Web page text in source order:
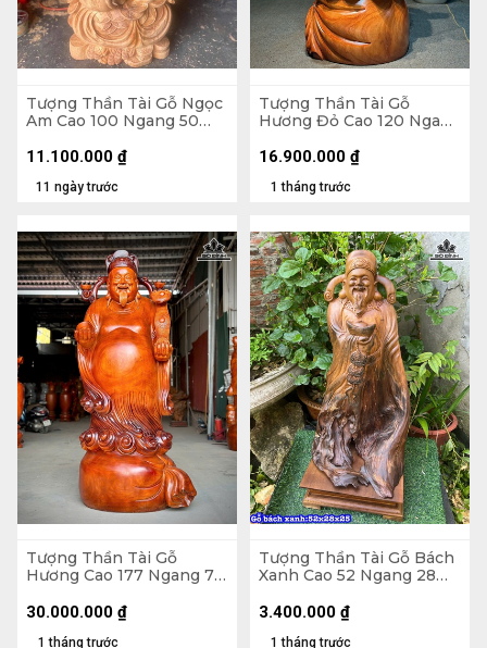
Tượng Thần Tài Gỗ Ngọc
Am Cao 100 Ngang 50
11 ngày trước
11.100.000 ₫
Tượng Thần Tài Gỗ
Hương Đỏ Cao 120 Ngang
1 tháng trước
16.900.000 ₫
Tượng Thần Tài Gỗ
Hương Cao 177 Ngang 77
1 tháng trước
30.000.000 ₫
Tượng Thần Tài Gỗ Bách
Xanh Cao 52 Ngang 28
1 tháng trước
3.400.000 ₫